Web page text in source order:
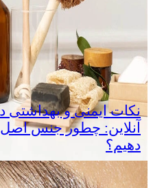
نکات ایمنی و بهداشتی
آنلاین: چطور جنس
دهیم؟